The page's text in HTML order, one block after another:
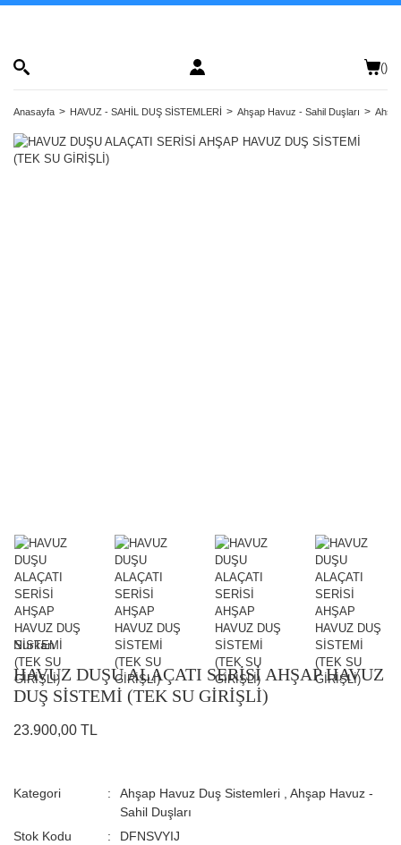
()
Anasayfa HAVUZ - SAHİL DUŞ SİSTEMLERİ Ahşap Havuz - Sahil Duşları
Nurkan
HAVUZ DUŞU ALAÇATI SERİSİ AHŞAP HAVUZ
DUŞ SİSTEMİ (TEK SU GİRİŞLİ)
23.900,00 TL
Kategori Ahşap Havuz Duş Sistemleri
Ahşap Havuz -
Sahil Duşları
Stok Kodu
DFNSVYIJ